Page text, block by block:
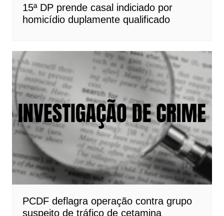
15ª DP prende casal indiciado por
homicídio duplamente qualificado
PCDF deflagra operação contra grupo
suspeito de tráfico de cetamina